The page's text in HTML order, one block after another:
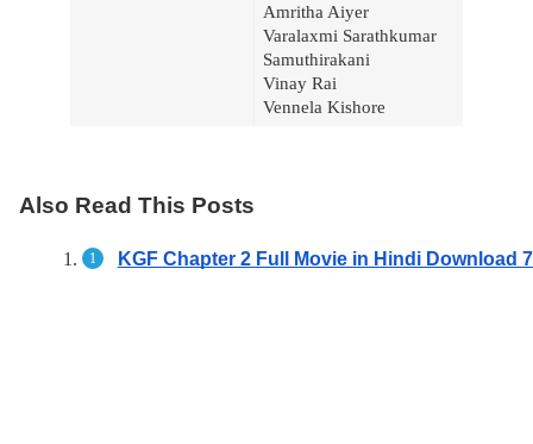
Amritha Aiyer
Varalaxmi Sarathkumar
Samuthirakani
Vinay Rai
Vennela Kishore
Also Read This Posts
KGF Chapter 2 Full Movie in Hindi Download